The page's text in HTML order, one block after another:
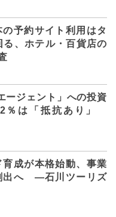
予約サイト利用はタ
、ホテル・百貨店の
ージェント」への投資
％は「抵抗あり」
成が本格始動、事業
出へ ―石川ツーリズ